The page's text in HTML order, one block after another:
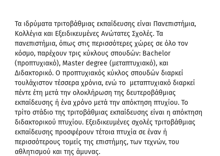
Τα ιδρύματα τριτοβάθμιας εκπαίδευσης είναι Πανεπιστήμια,
Κολλέγια και Εξειδικευμένες Ανώτατες Σχολές. Τα
πανεπιστήμια, όπως στις περισσότερες χώρες σε όλο τον
κόσμο, παρέχουν τρις κύκλους σπουδών: Bachelor
(προπτυχιακό), Master degree (μεταπτυχιακό), και
Διδακτορικό. Ο προπτυχιακός κύκλος σπουδών διαρκεί
τουλάχιστον τέσσερα χρόνια, ενώ το μεταπτυχιακό διαρκεί
πέντε έτη μετά την ολοκλήρωση της δευτεροβάθμιας
εκπαίδευσης ή ένα χρόνο μετά την απόκτηση πτυχίου. Το
τρίτο στάδιο της τριτοβάθμιας εκπαίδευσης είναι η απόκτηση
διδακτορικού πτυχίου. Εξειδικευμένες σχολές τριτοβάθμιας
εκπαίδευσης προσφέρουν τέτοια πτυχία σε έναν ή
περισσότερους τομείς της επιστήμης, των τεχνών, του
αθλητισμού και της άμυνας.